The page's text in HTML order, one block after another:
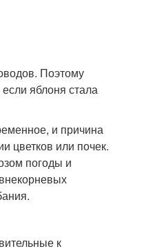
Поэтому
яблоня стала
и причина
цветков или почек.
погоды и
к